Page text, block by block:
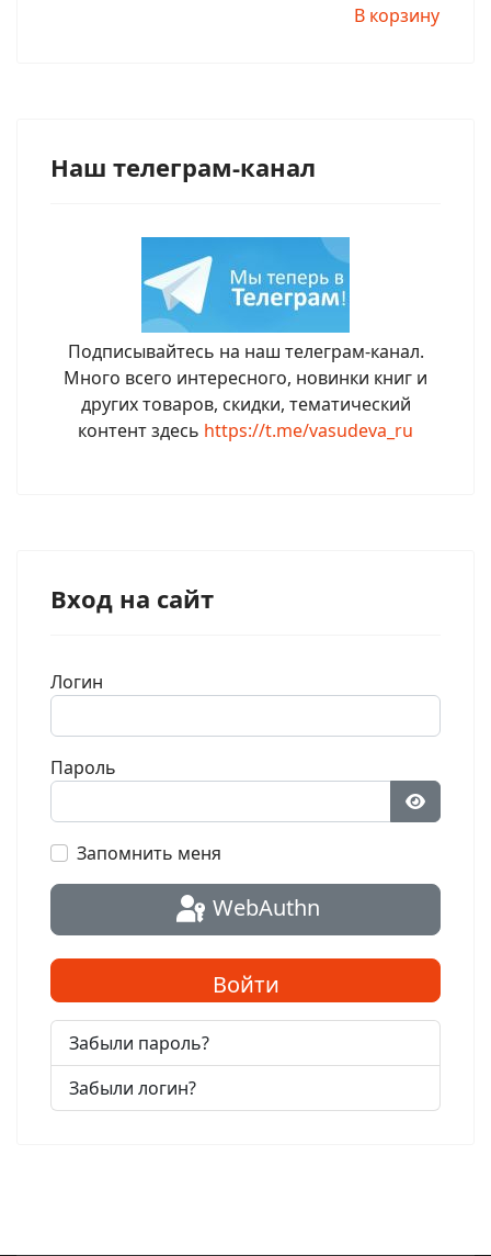
В корзину
Наш телеграм-канал
Подписывайтесь на наш телеграм-канал.
Много всего интересного, новинки книг и
других товаров, скидки, тематический
контент здесь https://t.me/vasudeva_ru
Вход на сайт
Логин
Пароль
Запомнить меня
WebAuthn
Войти
Забыли пароль?
Забыли логин?